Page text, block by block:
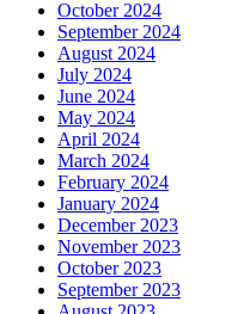
October 2024
September 2024
August 2024
July 2024
June 2024
May 2024
April 2024
March 2024
February 2024
January 2024
December 2023
November 2023
October 2023
September 2023